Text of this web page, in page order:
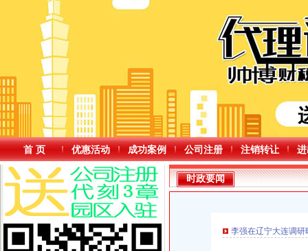
首 页 优惠活动 成功案例 公司注册 注销转让
时政要闻
李强在辽宁大连调